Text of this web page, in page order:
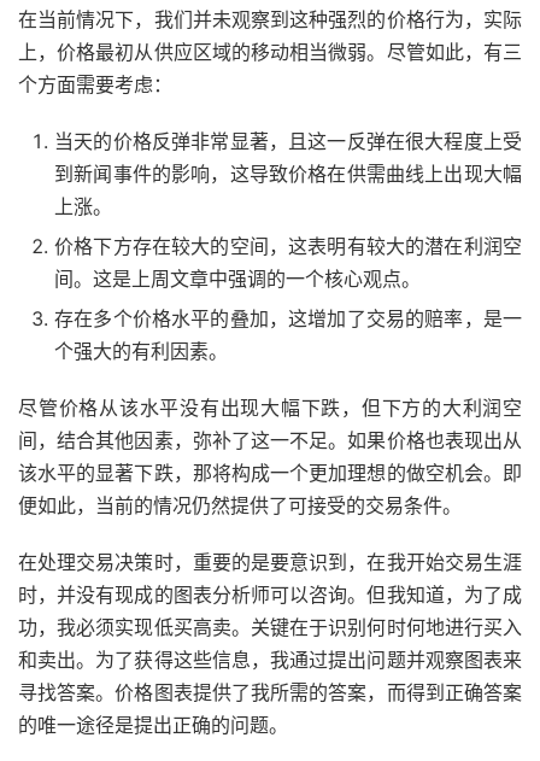
在当前情况下，我们并未观察到这种强烈的价格行为，实际
上，价格最初从供应区域的移动相当微弱。尽管如此，有三
个方面需要考虑：
当天的价格反弹非常显著，且这一反弹在很大程度上受
到新闻事件的影响，这导致价格在供需曲线上出现大幅
上涨。
价格下方存在较大的空间，这表明有较大的潜在利润空
间。这是上周文章中强调的一个核心观点。
存在多个价格水平的叠加，这增加了交易的赔率，是一
个强大的有利因素。
尽管价格从该水平没有出现大幅下跌，但下方的大利润空
间，结合其他因素，弥补了这一不足。如果价格也表现出从
该水平的显著下跌，那将构成一个更加理想的做空机会。即
便如此，当前的情况仍然提供了可接受的交易条件。
在处理交易决策时，重要的是要意识到，在我开始交易生涯
时，并没有现成的图表分析师可以咨询。但我知道，为了成
功，我必须实现低买高卖。关键在于识别何时何地进行买入
和卖出。为了获得这些信息，我通过提出问题并观察图表来
寻找答案。价格图表提供了我所需的答案，而得到正确答案
的唯一途径是提出正确的问题。